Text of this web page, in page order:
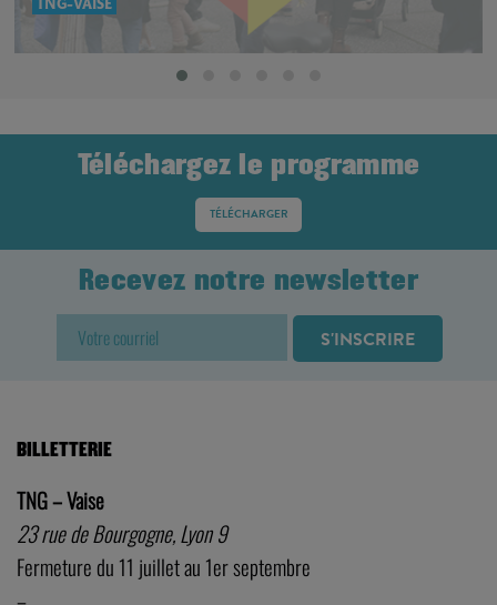
19SEPT. 2026
JOURNÉES EUROPÉENNES DU PATRIMOINE
Téléchargez le programme
Recevez notre newsletter